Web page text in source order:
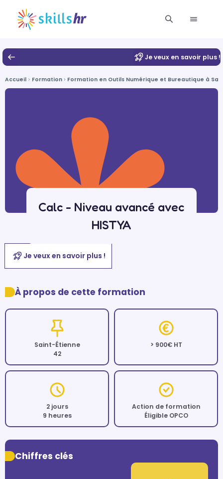
Je veux en savoir plus !
Accueil Formation Formation en Outils Numérique et Bureautique à
Calc - Niveau avancé avec
HISTYA
Je veux en savoir plus !
À propos de cette formation
Saint-Étienne
42
> 900€ HT
2 jours
9 heures
Action de formation
Éligible OPCO
Chiffres clés